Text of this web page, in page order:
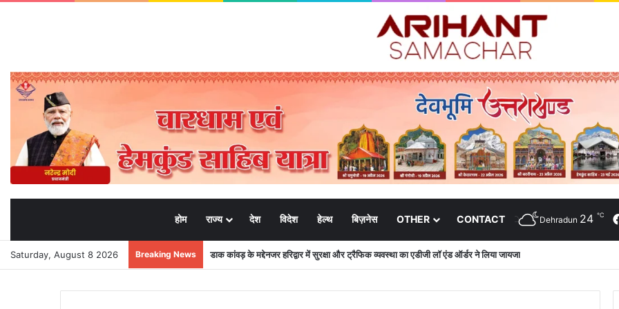
होम राज्य देश विदेश हेल्थ बिज़नेस OTHER CONTACT Dehradun 24 ℃
Saturday, August 8 2026 Breaking News डाक कांवड़ के मद्देनजर हरिद्वार में सुरक्षा और ट्रैफिक व्यवस्था का एडीजी लॉ एंड ऑर्डर ने लिया जायजा